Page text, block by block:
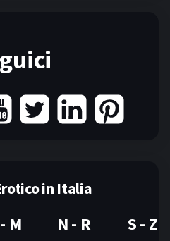
in Italia
M N - R S - Z